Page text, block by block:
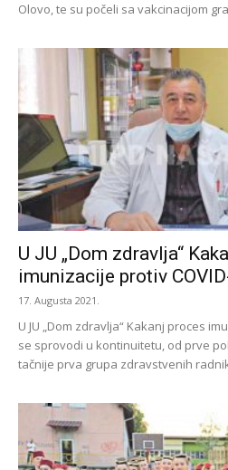
Olovo, te su počeli sa vakcinacijom
U JU „Dom zdravlja“
imunizacije protiv
17. Augusta 2021.
U JU „Dom zdravlja“ Kakanj proces
se sprovodi u kontinuitetu, od prve
tačnije prva grupa zdravstvenih